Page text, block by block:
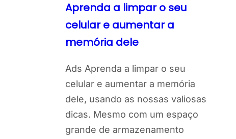
Aprenda a limpar o seu
celular e aumentar a
memória dele
Ads Aprenda a limpar o seu
celular e aumentar a memória
dele, usando as nossas valiosas
dicas. Mesmo com um espaço
grande de armazenamento